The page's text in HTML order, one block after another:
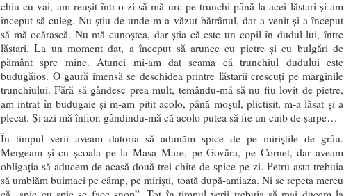
chiu cu vai, am reușit într-o zi să mă urc pe trunchi până la acei lăstari și am
început să culeg. Nu știu de unde m-a văzut bătrânul, dar a venit și a început
să mă ocărască. Nu mă cunoștea, dar știa că este un copil în dudul lui, între
lăstari. La un moment dat, a început să arunce cu pietre și cu bulgări de
pământ spre mine. Atunci mi-am dat seama că trunchiul dudului este
budugăios. O gaură imensă se deschidea printre lăstarii crescuți pe marginile
trunchiului. Fără să gândesc prea mult, temându-mă să nu fiu lovit de pietre,
am intrat în budugaie și m-am pitit acolo, până moșul, plictisit, m-a lăsat și a
plecat. Și azi mă înfior, gândindu-mă că acolo putea să fie un cuib de șarpe…
În timpul verii aveam datoria să adunăm spice de pe miriștile de grâu.
Mergeam și cu școala pe la Masa Mare, pe Govăra, pe Cornet, dar aveam
obligația să aducem de acasă două-trei chite de spice pe zi. Petru asta trebuia
să umblăm buimaci pe câmp, pe miriști, toată după-amiaza. Ni se repeta mereu